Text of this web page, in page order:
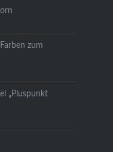
zum
„Pluspunkt